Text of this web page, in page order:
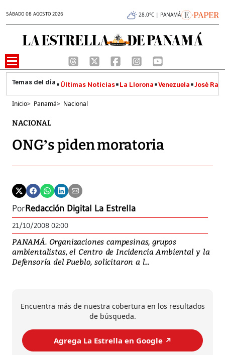
SÁBADO 08 AGOSTO 2026 28.0°C | PANAMÁ
Últimas Noticias La Llorona Venezuela José
Inicio> Panamá> Nacional
NACIONAL
ONG’s piden moratoria
PorRedacción Digital La Estrella
21/10/2008 02:00
PANAMÁ. Organizaciones campesinas, grupos
ambientalistas, el Centro de Incidencia Ambiental y la
Defensoría del Pueblo, solicitaron a l...
Encuentra más de nuestra cobertura en los resultados
de búsqueda.
Agrega La Estrella en Google ↗️